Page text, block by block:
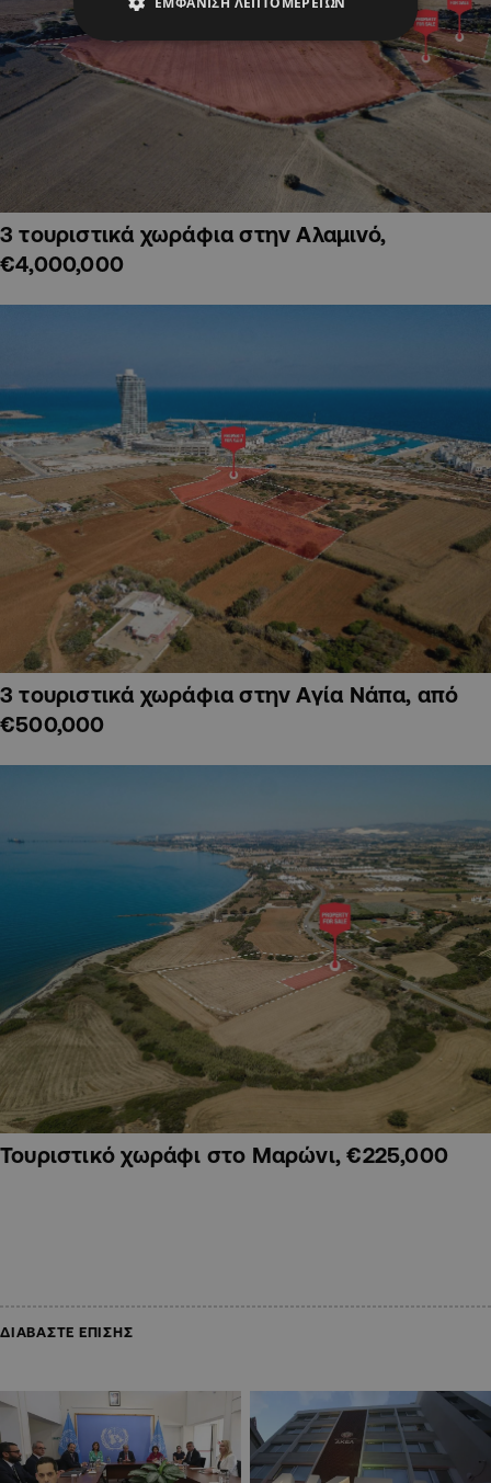
3 τουριστικά χωράφια στην Αλαμινό,
€4,000,000
3 τουριστικά χωράφια στην Αγία Νάπα, από
€500,000
Τουριστικό χωράφι στο Μαρώνι, €225,000
ΔΙΑΒΑΣΤΕ ΕΠΙΣΗΣ